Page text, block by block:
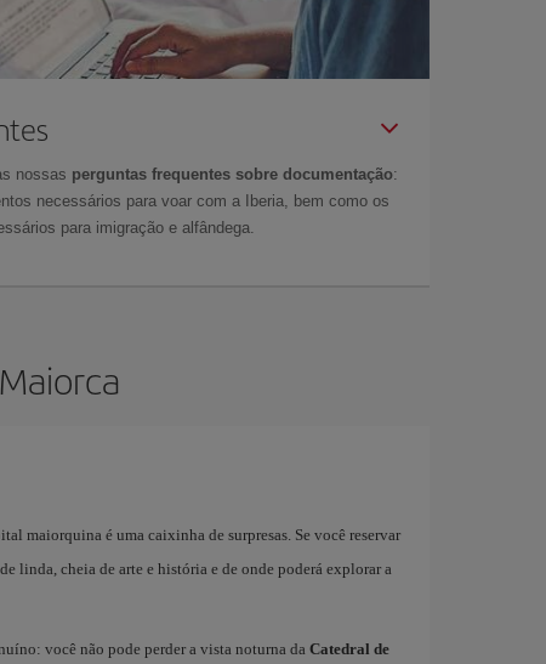
nossas perguntas frequentes sobre documentação:
necessários para voar com a Iberia, bem como os
para imigração e alfândega.
maiorquina é uma caixinha de surpresas. Se você reservar
linda, cheia de arte e história e de onde poderá explorar a
você não pode perder a vista noturna daCatedral de